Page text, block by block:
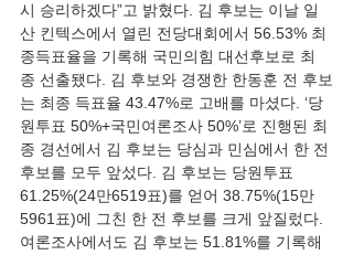
시 승리하겠다”고 밝혔다. 김 후보는 이날 일
산 킨텍스에서 열린 전당대회에서 56.53% 최
종득표율을 기록해 국민의힘 대선후보로 최
종 선출됐다. 김 후보와 경쟁한 한동훈 전 후보
는 최종 득표율 43.47%로 고배를 마셨다. ‘당
원투표 50%+국민여론조사 50%’로 진행된 최
종 경선에서 김 후보는 당심과 민심에서 한 전
후보를 모두 앞섰다. 김 후보는 당원투표
61.25%(24만6519표)를 얻어 38.75%(15만
5961표)에 그친 한 전 후보를 크게 앞질렀다.
여론조사에서도 김 후보는 51.81%를 기록해